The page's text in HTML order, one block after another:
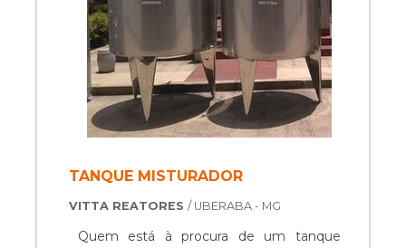
TANQUE MISTURADOR
VITTA REATORES / UBERABA - MG
Quem está à procura de um tanque